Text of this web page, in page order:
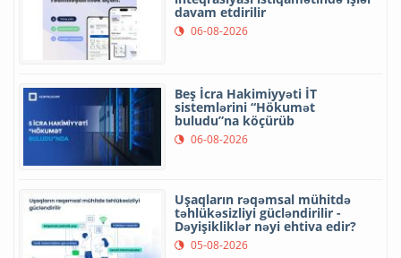
davam etdirilir
06-08-2026
Beş İcra Hakimiyyəti İT
sistemlərini “Hökumət
buludu”na köçürüb
06-08-2026
Uşaqların rəqəmsal mühitdə
təhlükəsizliyi gücləndirilir -
Dəyişikliklər nəyi ehtiva edir?
05-08-2026